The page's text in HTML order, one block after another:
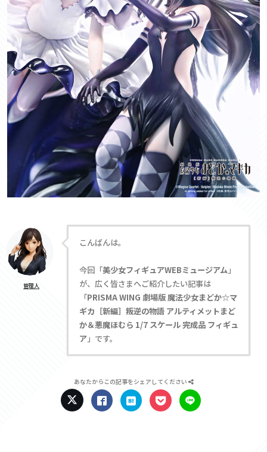
管理人
こんばんは。
今回「美少女フィギュアWEBミュージアム」
が、広く皆さまへご紹介したい記事は
「PRISMA WING 劇場版 魔法少女まどか☆マ
ギカ［新編］叛逆の物語 アルティメットまど
か＆悪魔ほむら 1/7 スケール 完成品 フィギュ
ア 」です。
あなたからこの記事をシェアしてください